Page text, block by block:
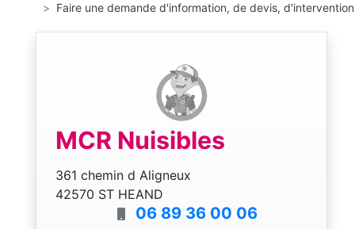
Faire une demande d'information, de devis, d'intervention
MCR Nuisibles
361 chemin d Aligneux
42570 ST HEAND
06 89 36 00 06